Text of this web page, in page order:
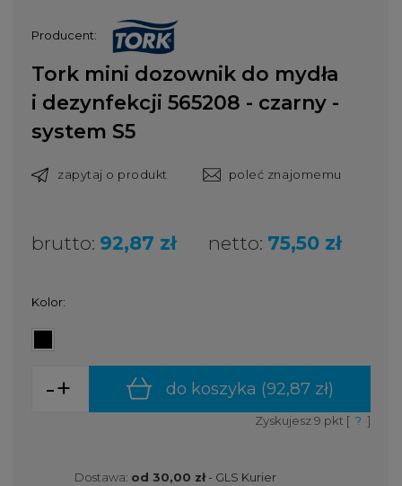
Producent:
Tork mini dozownik do mydła
i dezynfekcji 565208 - czarny -
system S5
zapytaj o produkt poleć znajomemu
brutto: 92,87 zł netto: 75,50 zł
Kolor:
+
- do koszyka (92,87 zł)
Zyskujesz9 pkt [ ? ]
Dostawa: od 30,00 zł - GLS Kurier